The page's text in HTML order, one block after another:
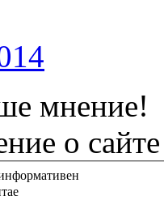
мнение!
о сайте